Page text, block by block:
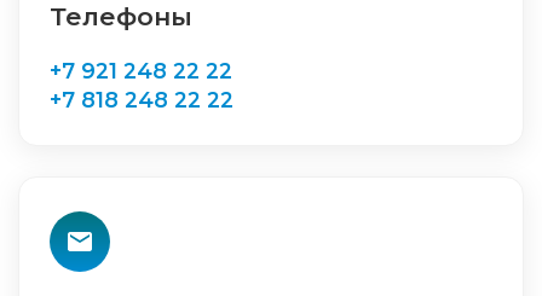
Телефоны
+7 921 248 22 22
+7 818 248 22 22